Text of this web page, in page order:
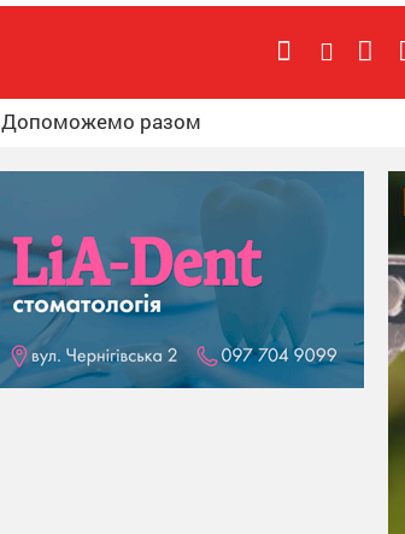
Допоможемо разом